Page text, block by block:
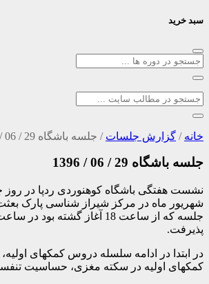
جلسات / جلسه باشگاه 29 / 06 / 1396
/ 06 / 1396
در مرکز شیراز شناسی پارک بعثت برگزار
جلسه که از ساعت
در ادامه سلسله دروس کمکهای اولیه، آقای
در سکته مغزی، حساسیت تنفسی و .. را